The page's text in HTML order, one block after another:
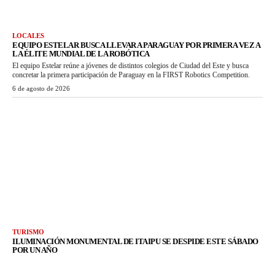
LOCALES
EQUIPO ESTELAR BUSCA LLEVAR A PARAGUAY POR PRIMERA VEZ A
LA ÉLITE MUNDIAL DE LA ROBÓTICA
El equipo Estelar reúne a jóvenes de distintos colegios de Ciudad del Este y busca
concretar la primera participación de Paraguay en la FIRST Robotics Competition.
6 de agosto de 2026
TURISMO
ILUMINACIÓN MONUMENTAL DE ITAIPU SE DESPIDE ESTE SÁBADO
POR UN AÑO